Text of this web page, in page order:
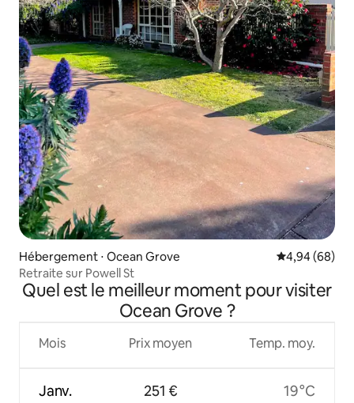
Hébergement ⋅ Ocean Grove Évaluation
4,94 (68)
Retraite sur Powell St
Quel est le meilleur moment pour visiter
Ocean Grove ?
Mois
Janv.
Prix moyen
251 €
Temp. moy.
19 °C